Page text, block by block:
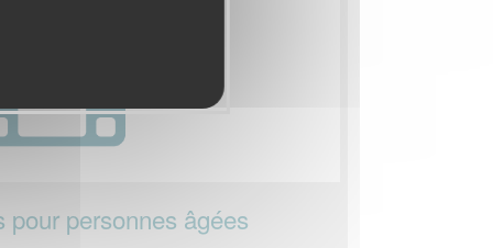
personnes âgées